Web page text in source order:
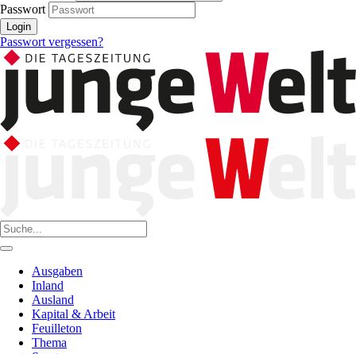
Passwort
Login
Passwort vergessen?
Ausgaben
Inland
Ausland
Kapital & Arbeit
Feuilleton
Thema